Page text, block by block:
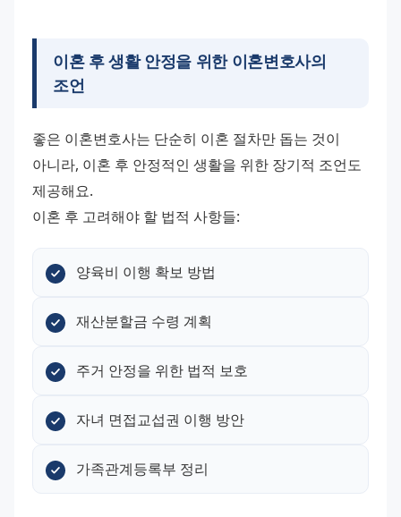
이혼 후 생활 안정을 위한 이혼변호사의
조언
좋은 이혼변호사는 단순히 이혼 절차만 돕는 것이
아니라, 이혼 후 안정적인 생활을 위한 장기적 조언도
제공해요.
이혼 후 고려해야 할 법적 사항들:
양육비 이행 확보 방법
재산분할금 수령 계획
주거 안정을 위한 법적 보호
자녀 면접교섭권 이행 방안
가족관계등록부 정리